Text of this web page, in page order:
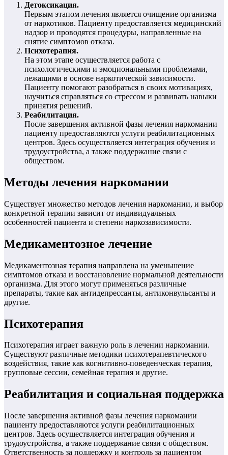
Детоксикация.
Первым этапом лечения является очищение организма
от наркотиков. Пациенту предоставляется медицинский
надзор и проводятся процедуры, направленные на
снятие симптомов отказа.
Психотерапия.
На этом этапе осуществляется работа с
психологическими и эмоциональными проблемами,
лежащими в основе наркотической зависимости.
Пациенту помогают разобраться в своих мотивациях,
научиться справляться со стрессом и развивать навыки
принятия решений.
Реабилитация.
После завершения активной фазы лечения наркомании
пациенту предоставляются услуги реабилитационных
центров. Здесь осуществляется интеграция обучения и
трудоустройства, а также поддержание связи с
обществом.
Методы лечения наркомании
Существует множество методов лечения наркомании, и выбор
конкретной терапии зависит от индивидуальных
особенностей пациента и степени наркозависимости.
Медикаментозное лечение
Медикаментозная терапия направлена на уменьшение
симптомов отказа и восстановление нормальной деятельности
организма. Для этого могут применяться различные
препараты, такие как антидепрессанты, антиконвульсанты и
другие.
Психотерапия
Психотерапия играет важную роль в лечении наркомании.
Существуют различные методики психотерапевтического
воздействия, такие как когнитивно-поведенческая терапия,
групповые сессии, семейная терапия и другие.
Реабилитация и социальная поддержка
После завершения активной фазы лечения наркомании
пациенту предоставляются услуги реабилитационных
центров. Здесь осуществляется интеграция обучения и
трудоустройства, а также поддержание связи с обществом.
Ответственность за поддержку и контроль за пациентом